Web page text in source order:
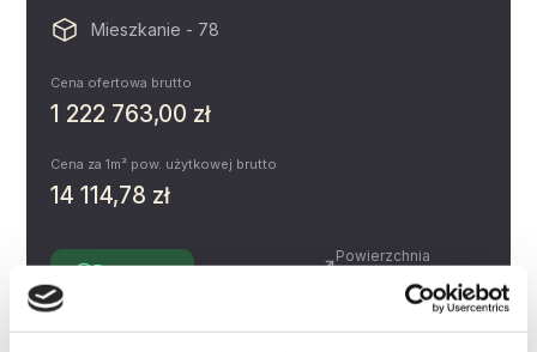
Mieszkanie - 78
Cena ofertowa brutto
1 222 763,00 zł
Cena za 1m² pow. użytkowej brutto
14 114,78 zł
Dostępne
Powierzchnia
4.47 m²
Pokoje